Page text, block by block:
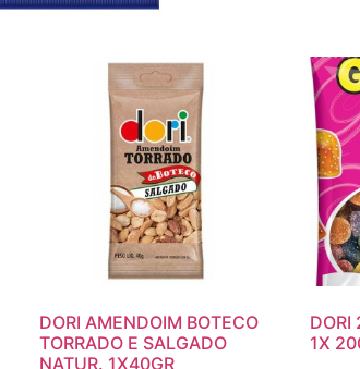
DORI AMENDOIM BOTECO
TORRADO E SALGADO
NATUR. 1X40GR
DORI
1X